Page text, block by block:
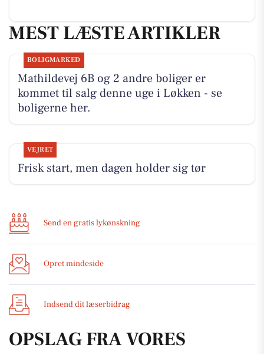
MEST LÆSTE ARTIKLER
BOLIGMARKED
Mathildevej 6B og 2 andre boliger er
kommet til salg denne uge i Løkken - se
boligerne her.
VEJRET
Frisk start, men dagen holder sig tør
Send en gratis lykønskning
Opret mindeside
Indsend dit læserbidrag
OPSLAG FRA VORES